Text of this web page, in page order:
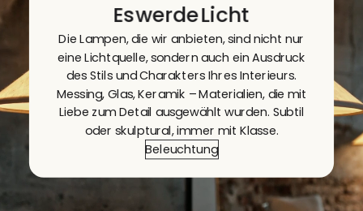
EswerdeLicht
Die Lampen, die wir anbieten, sind nicht nur
eine Lichtquelle, sondern auch ein Ausdruck
des Stils und Charakters Ihres Interieurs.
Messing, Glas, Keramik – Materialien, die mit
Liebe zum Detail ausgewählt wurden. Subtil
oder skulptural, immer mit Klasse.
Beleuchtung